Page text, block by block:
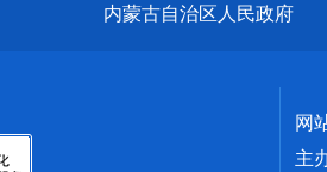
内蒙古自治区人民政府
网
主